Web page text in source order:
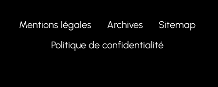
Mentions légales Archives
Sitemap
Politique de confidentialité